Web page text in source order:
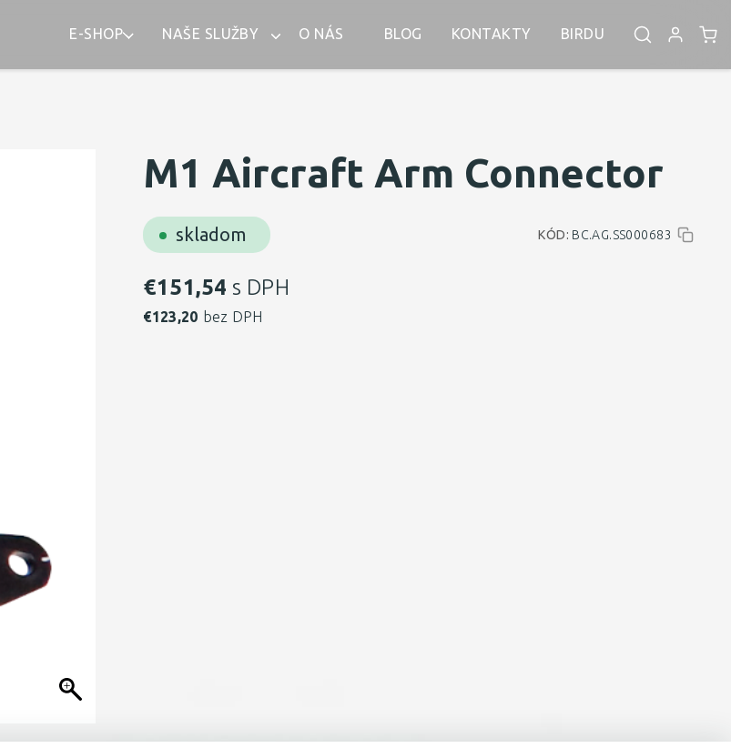
E-SHOP NAŠE SLUŽBY O NÁS BLOG KONTAKTY BIRDU
M1 Aircraft Arm Connector
skladom KÓD: BC.AG.SS000683
€151,54 s DPH
€123,20 bez DPH